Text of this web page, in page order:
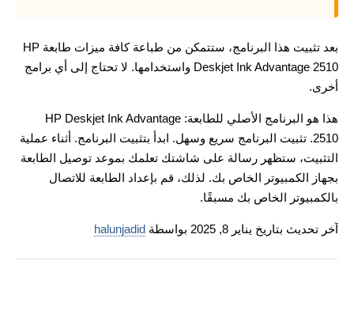
بعد تثبيت هذا البرنامج، ستتمكن من طباعة كافة ميزات طابعة HP
Deskjet Ink Advantage 2510 واستخدامها. لا تحتاج إلى أي برامج
أخرى.
هذا هو البرنامج الأصلي للطابعة: HP Deskjet Ink Advantage
2510. تثبيت البرنامج سريع وسهل. ابدأ بتثبيت البرنامج. أثناء عملية
التثبيت، ستظهر رسالة على شاشتك تعلمك بموعد توصيل الطابعة
بجهاز الكمبيوتر الخاص بك. لذلك، قم بإعداد الطابعة للاتصال
بالكمبيوتر الخاص بك مسبقًا.
آخر تحديث بتاريخ يناير 8, 2025 بواسطة halunjadid